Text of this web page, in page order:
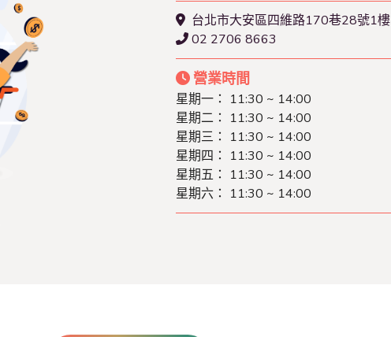
台北市大安區四維路170巷28號1樓
02 2706 8663
營業時間
星期一： 11:30 ~ 14:00
星期二： 11:30 ~ 14:00
星期三： 11:30 ~ 14:00
星期四： 11:30 ~ 14:00
星期五： 11:30 ~ 14:00
星期六： 11:30 ~ 14:00